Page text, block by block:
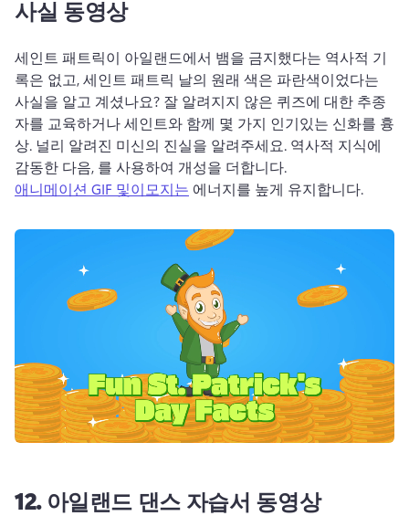
사실 동영상
세인트 패트릭이 아일랜드에서 뱀을 금지했다는 역사적 기
록은 없고, 세인트 패트릭 날의 원래 색은 파란색이었다는
사실을 알고 계셨나요? 잘 알려지지 않은 퀴즈에 대한 추종
자를 교육하거나 세인트와 함께 몇 가지 인기있는 신화를 흉
상. 널리 알려진 미신의 진실을 알려주세요. 역사적 지식에
감동한 다음, 를 사용하여 개성을 더합니다.
애니메이션 GIF 및이모지는 에너지를 높게 유지합니다.
12. 아일랜드 댄스 자습서 동영상